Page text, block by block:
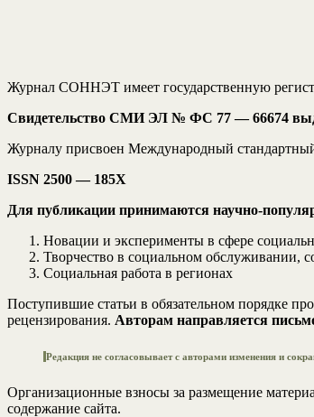
Журнал СОННЭТ имеет государственную
Свидетельство СМИ ЭЛ № ФС 77 — 66674
Журналу присвоен Международный
ISSN 2500 — 185Х
Для публикации принимаются научно-
Новации и эксперименты в сфере
Творчество в социальном обслуживании,
Социальная работа в регионах
Поступившие статьи в обязательном порядке
рецензирования. Авторам направляется
Редакция не согласовывает с авторами изменения и
Организационные взносы за размещение
содержание сайта.